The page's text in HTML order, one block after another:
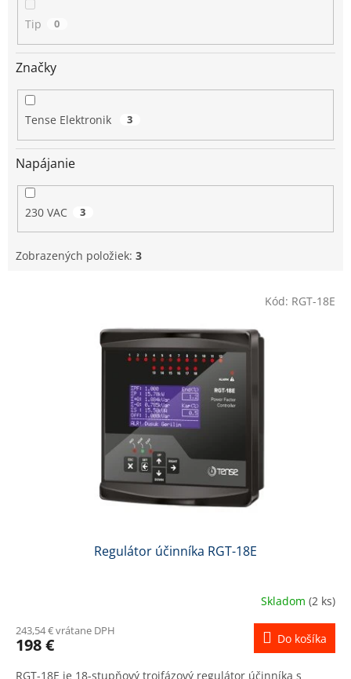
Tip 0
Značky
Tense Elektronik 3
Napájanie
230 VAC 3
Zobrazených položiek: 3
Regulátor účinníka RGT-18E
Skladom (2 ks)
243,54 € vrátane DPH
198 € Do košíka
RGT-18E je 18-stupňový trojfázový regulátor účinníka s
Kód: RGT-18E